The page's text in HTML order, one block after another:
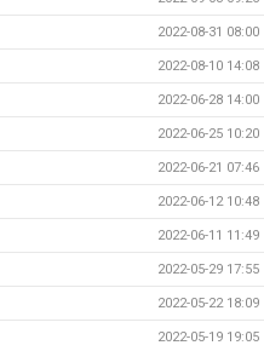
2022-08-31 08:00
2022-08-10 14:08
2022-06-28 14:00
2022-06-25 10:20
2022-06-21 07:46
2022-06-12 10:48
2022-06-11 11:49
2022-05-29 17:55
2022-05-22 18:09
2022-05-19 19:05